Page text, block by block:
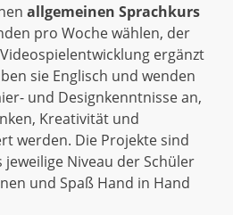
allgemeinen Sprachkurs
pro Woche wählen, der
ergänzt
sie Englisch und wenden
und Designkenntnisse an,
Kreativität und
werden. Die Projekte sind
Niveau der Schüler
und Spaß Hand in Hand